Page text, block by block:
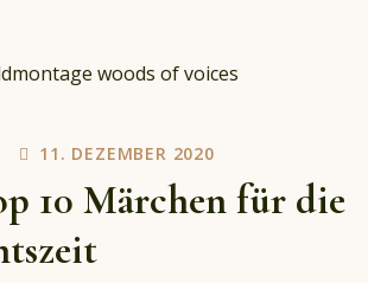
11. DEZEMBER 2020
10 Märchen für die